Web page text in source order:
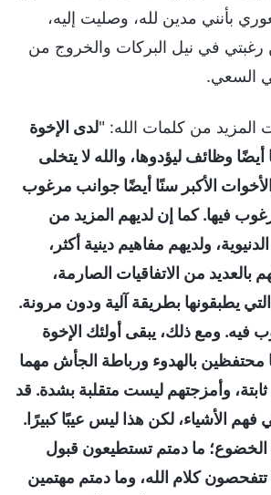
بأنني مدين لله، وصليت إليه،
في نيل البركات والخروج من
السعي.
المزيد من كلمات الله: "لدى الإخوة
أيضًا وظائف ليؤدوها، والله لا يتخلى
الأكبر سنًا أيضًا جوانب مرغوب
فيها. كما إن لديهم المزيد من
ولديهم مفاهيم دينية أكثر،
بالعديد من الاتفاقيات الصارمة،
يطبقونها بطريقة آلية ودون مرونة.
فيه. ومع ذلك، يبقى أولئك الإخوة
محتفظين بالهدوء ورباطة الجأش مهما
وأمزجتهم ليست متقلبة بشدة. قد
فهم الأشياء، لكن هذا ليس عيبًا كبيرًا.
ما دمتم تستطيعون قبول
تتفحصون كلام الله، وما دمتم مهتمين